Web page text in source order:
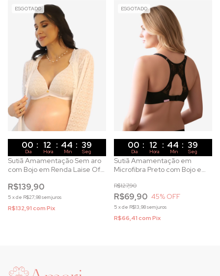
ESGOTADO
00 : 12 : 44 : 37
Dia Hora Min Seg
Sutiã Amamentação Sem aro
com Bojo em Renda Laise Off
R$139,90
5 xde R$27,98sem juros
R$132,91comPix
ESGOTADO
00 : 12 : 44 : 37
Dia Hora Min Seg
Sutiã Amamentação em
Microfibra Preto com Bojo e
R$69,90
R$127,90
45% OFF
5 xde R$13,98sem juros
R$66,41comPix